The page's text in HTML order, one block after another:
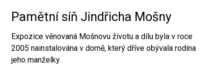
Pamětní síň Jindřicha Mošny
Expozice věnovaná Mošnovu životu a dílu byla v roce
2005 nainstalována v domě, který dříve obývala rodina
jeho manželky.